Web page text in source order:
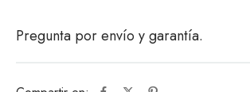
Pregunta por envío y garantía.